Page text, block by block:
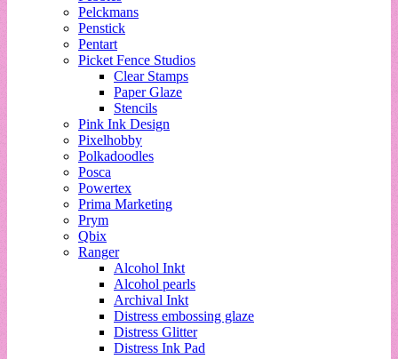
Pelckmans
Penstick
Pentart
Picket Fence Studios
Clear Stamps
Paper Glaze
Stencils
Pink Ink Design
Pixelhobby
Polkadoodles
Posca
Powertex
Prima Marketing
Prym
Qbix
Ranger
Alcohol Inkt
Alcohol pearls
Archival Inkt
Distress embossing glaze
Distress Glitter
Distress Ink Pad